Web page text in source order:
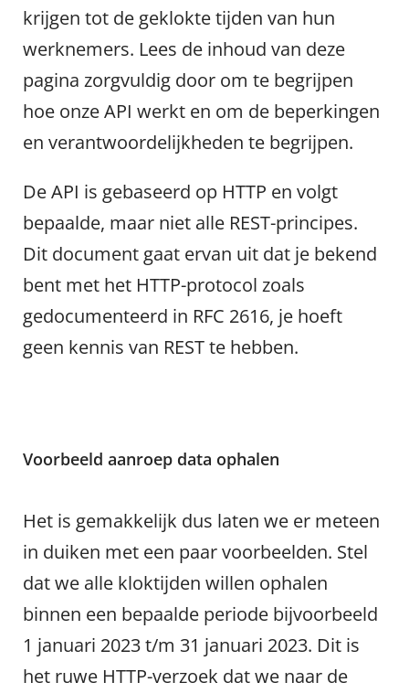
krijgen tot de geklokte tijden van hun
werknemers. Lees de inhoud van deze
pagina zorgvuldig door om te begrijpen
hoe onze API werkt en om de beperkingen
en verantwoordelijkheden te begrijpen.
De API is gebaseerd op HTTP en volgt
bepaalde, maar niet alle REST-principes.
Dit document gaat ervan uit dat je bekend
bent met het HTTP-protocol zoals
gedocumenteerd in RFC 2616, je hoeft
geen kennis van REST te hebben.
Voorbeeld aanroep data ophalen
Het is gemakkelijk dus laten we er meteen
in duiken met een paar voorbeelden. Stel
dat we alle kloktijden willen ophalen
binnen een bepaalde periode bijvoorbeeld
1 januari 2023 t/m 31 januari 2023. Dit is
het ruwe HTTP-verzoek dat we naar de